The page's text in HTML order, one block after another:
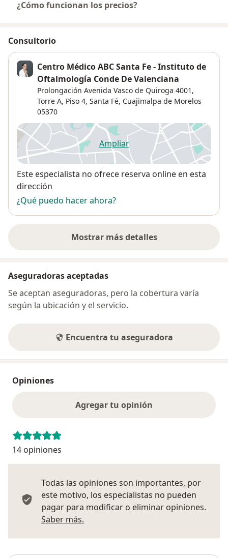
¿Cómo funcionan los precios?
Consultorio
Centro Médico ABC Santa Fe - Instituto de
Oftalmología Conde De Valenciana
Prolongación Avenida Vasco de Quiroga 4001,
Torre A, Piso 4, Santa Fé, Cuajimalpa de Morelos
05370
Ampliarse abre en una nueva
Disponibilidad
Este especialista no ofrece reserva online en esta
dirección
¿Qué puedo hacer ahora?
Mostrar más detalles
sobre la dirección
Aseguradoras aceptadas
Se aceptan aseguradoras, pero la cobertura varía
según la ubicación y el servicio.
Encuentra tu aseguradora
Opiniones
Agregar tu opinión
14 opiniones
Todas las opiniones son importantes, por
este motivo, los especialistas no pueden
pagar para modificar o eliminar opiniones.
Saber más.